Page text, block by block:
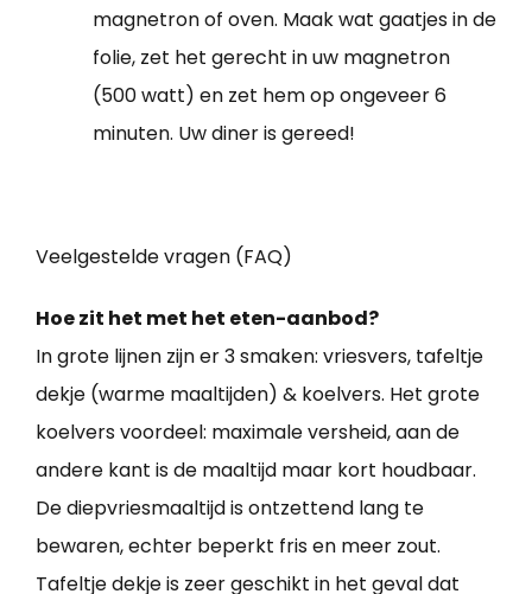
magnetron of oven. Maak wat gaatjes in de
folie, zet het gerecht in uw magnetron
(500 watt) en zet hem op ongeveer 6
minuten. Uw diner is gereed!
Veelgestelde vragen (FAQ)
Hoe zit het met het eten-aanbod?
In grote lijnen zijn er 3 smaken: vriesvers, tafeltje
dekje (warme maaltijden) & koelvers. Het grote
koelvers voordeel: maximale versheid, aan de
andere kant is de maaltijd maar kort houdbaar.
De diepvriesmaaltijd is ontzettend lang te
bewaren, echter beperkt fris en meer zout.
Tafeltje dekje is zeer geschikt in het geval dat